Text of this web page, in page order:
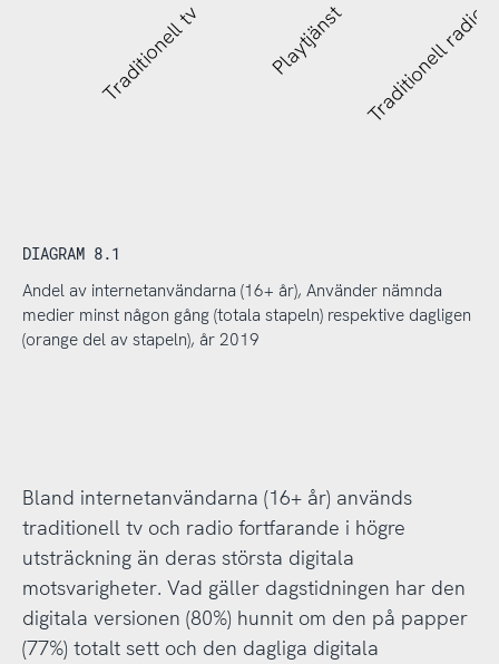
Traditionell tv Playtjänst Traditionell radio
DIAGRAM 8.1
Andel av internetanvändarna (16+ år), Använder nämnda
medier minst någon gång (totala stapeln) respektive dagligen
(orange del av stapeln), år 2019
Bland internetanvändarna (16+ år) används
traditionell tv och radio fortfarande i högre
utsträckning än deras största digitala
motsvarigheter. Vad gäller dagstidningen har den
digitala versionen (80%) hunnit om den på papper
(77%) totalt sett och den dagliga digitala